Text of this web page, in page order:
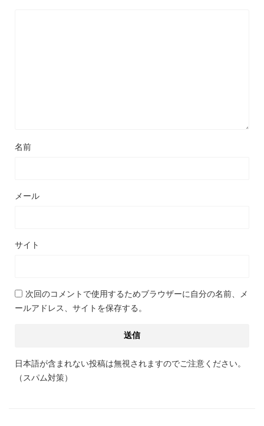
名前
メール
サイト
次回のコメントで使用するためブラウザーに自分の名前、メ
ールアドレス、サイトを保存する。
日本語が含まれない投稿は無視されますのでご注意ください。
（スパム対策）